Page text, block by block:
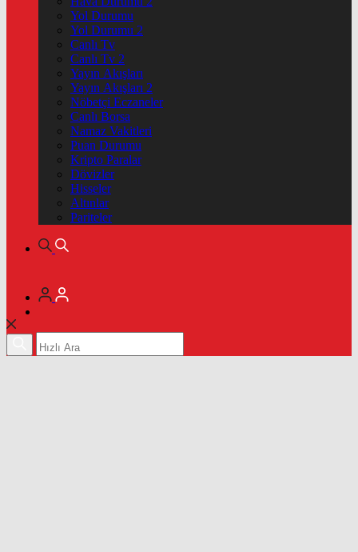
Yol Durumu
Yol Durumu 2
Canlı Tv
Canlı Tv 2
Yayın Akışları
Yayın Akışları 2
Nöbetçi Eczaneler
Canlı Borsa
Namaz Vakitleri
Puan Durumu
Kripto Paralar
Dövizler
Hisseler
Altınlar
Pariteler